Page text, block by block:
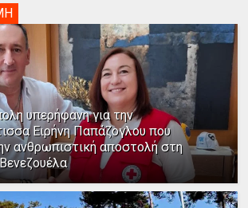
υπερήφανη για την
Ειρήνη Παπάζογλου που
ανθρωπιστική αποστολή στη